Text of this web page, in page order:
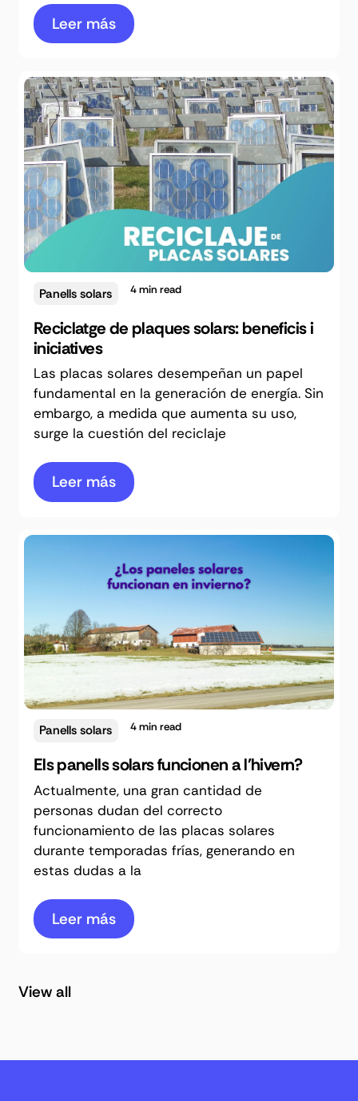
Leer más
Panells solars 4min read
Reciclatge de plaques solars: beneficis i
iniciatives
Las placas solares desempeñan un papel
fundamental en la generación de energía. Sin
embargo, a medida que aumenta su uso,
surge la cuestión del reciclaje
Leer más
Panells solars 4min read
Els panells solars funcionen a l'hivern?
Actualmente, una gran cantidad de
personas dudan del correcto
funcionamiento de las placas solares
durante temporadas frías, generando en
estas dudas a la
Leer más
View all